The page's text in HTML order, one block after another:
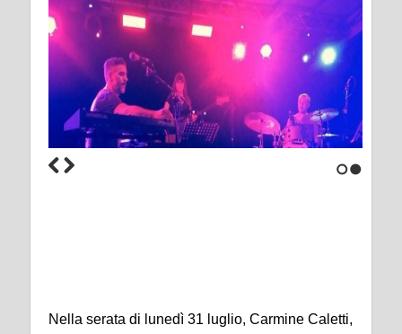
Nella serata di lunedì 31 luglio, Carmine Caletti,